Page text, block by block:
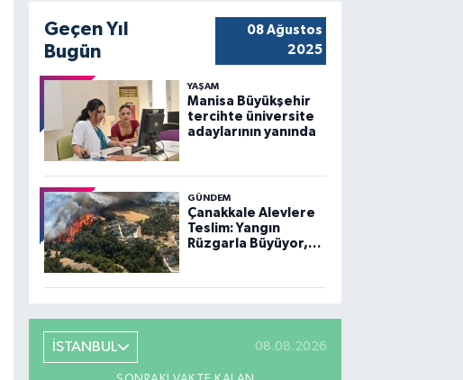
Geçen Yıl
Bugün
08 Ağustos
2025
YAŞAM
Manisa Büyükşehir
tercihte üniversite
adaylarının yanında
GÜNDEM
Çanakkale Alevlere
Teslim: Yangın
Rüzgarla Büyüyor,
İSTANBUL 08.08.2026